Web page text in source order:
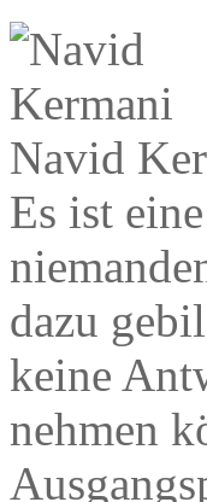
Navid
Es ist
dazu
keine
nehmen